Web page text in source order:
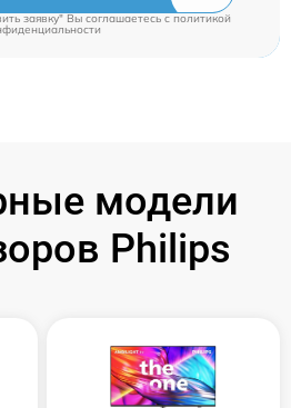
заявку" Вы соглашаетесь c политикой
модели
Philips